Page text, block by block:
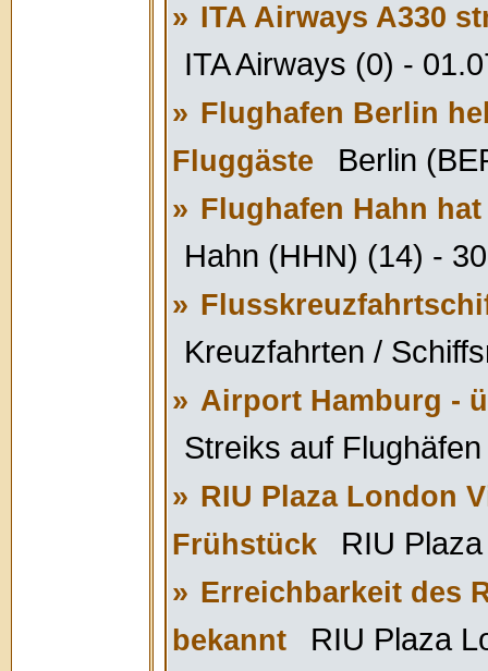
» ITA Airways A330
ITA Airways (0) -
» Flughafen Berlin
Fluggäste
Berlin
» Flughafen Hahn
Hahn (HHN) (14) -
»
Kreuzfahrten /
» Airport Hamburg -
Streiks auf
» RIU Plaza London
Frühstück
RIU
» Erreichbarkeit des
bekannt
RIU Plaza